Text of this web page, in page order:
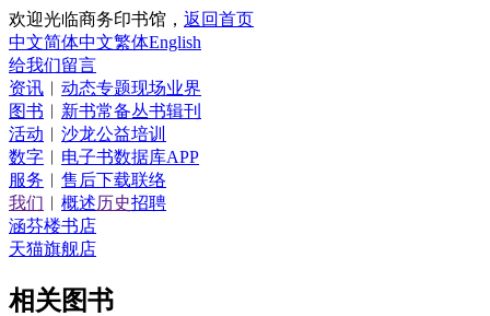
欢迎光临商务印书馆， 返回首页
中文简体中文繁体English
给我们留言
资讯 ︱ 动态专题现场业界
图书 ︱ 新书常备丛书辑刊
活动 ︱ 沙龙公益培训
数字 ︱ 电子书数据库APP
服务 ︱ 售后下载联络
我们 ︱ 概述历史招聘
涵芬楼书店
天猫旗舰店
相关图书